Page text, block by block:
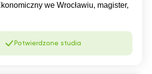
we Wrocławiu, magister,
Potwierdzone studia
16:00